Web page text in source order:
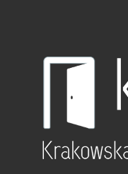
być więc tani w
Również jego
zagrożeń, np.
środowisko.
pozwoli na jego